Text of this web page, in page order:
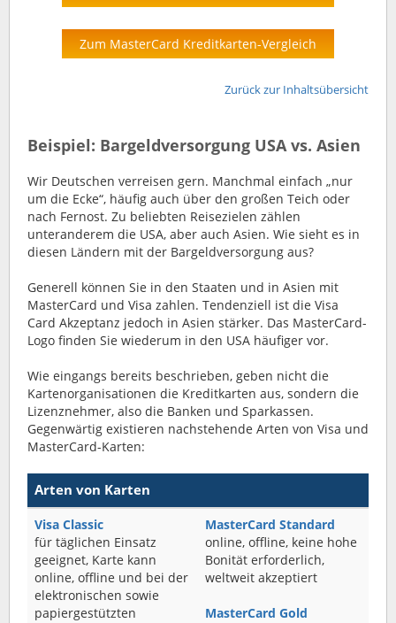
Zum MasterCard Kreditkarten-Vergleich
Zurück zur Inhaltsübersicht
Beispiel: Bargeldversorgung USA vs. Asien
Wir Deutschen verreisen gern. Manchmal einfach „nur
um die Ecke“, häufig auch über den großen Teich oder
nach Fernost. Zu beliebten Reisezielen zählen
unteranderem die USA, aber auch Asien. Wie sieht es in
diesen Ländern mit der Bargeldversorgung aus?
Generell können Sie in den Staaten und in Asien mit
MasterCard und Visa zahlen. Tendenziell ist die Visa
Card Akzeptanz jedoch in Asien stärker. Das MasterCard-
Logo finden Sie wiederum in den USA häufiger vor.
Wie eingangs bereits beschrieben, geben nicht die
Kartenorganisationen die Kreditkarten aus, sondern die
Lizenznehmer, also die Banken und Sparkassen.
Gegenwärtig existieren nachstehende Arten von Visa und
MasterCard-Karten:
Arten von Karten
Visa Classic
für täglichen Einsatz
geeignet, Karte kann
online, offline und bei der
elektronischen sowie
papiergestützten
MasterCard Standard
online, offline, keine hohe
Bonität erforderlich,
weltweit akzeptiert
MasterCard Gold